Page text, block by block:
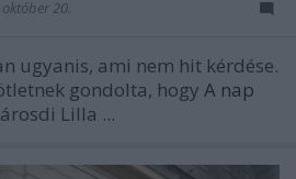
20.
ugyanis, ami nem hit kérdése.
gondolta, hogy A nap
Lilla ...